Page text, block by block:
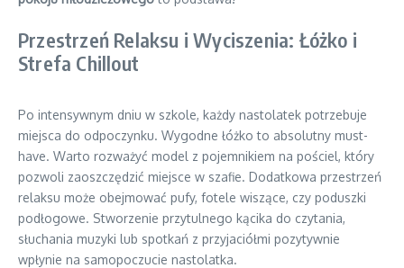
Przestrzeń Relaksu i Wyciszenia: Łóżko i
Strefa Chillout
Po intensywnym dniu w szkole, każdy nastolatek potrzebuje
miejsca do odpoczynku. Wygodne łóżko to absolutny must-
have. Warto rozważyć model z pojemnikiem na pościel, który
pozwoli zaoszczędzić miejsce w szafie. Dodatkowa przestrzeń
relaksu może obejmować pufy, fotele wiszące, czy poduszki
podłogowe. Stworzenie przytulnego kącika do czytania,
słuchania muzyki lub spotkań z przyjaciółmi pozytywnie
wpłynie na samopoczucie nastolatka.